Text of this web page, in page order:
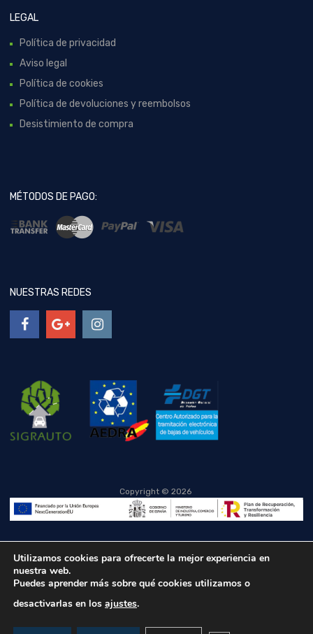
LEGAL
Política de privacidad
Aviso legal
Política de cookies
Política de devoluciones y reembolsos
Desistimiento de compra
MÉTODOS DE PAGO:
NUESTRAS REDES
Copyright © 2026
Utilizamos cookies para ofrecerte la mejor experiencia en
nuestra web.
Puedes aprender más sobre qué cookies utilizamos o
desactivarlas en los ajustes.